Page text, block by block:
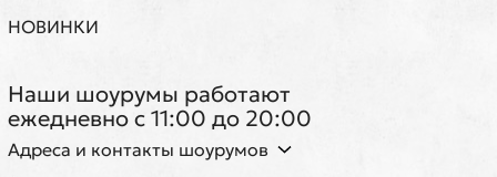
НОВИНКИ
Наши шоурумы работают
ежедневно с 11:00 до 20:00
Адреса и контакты шоурумов